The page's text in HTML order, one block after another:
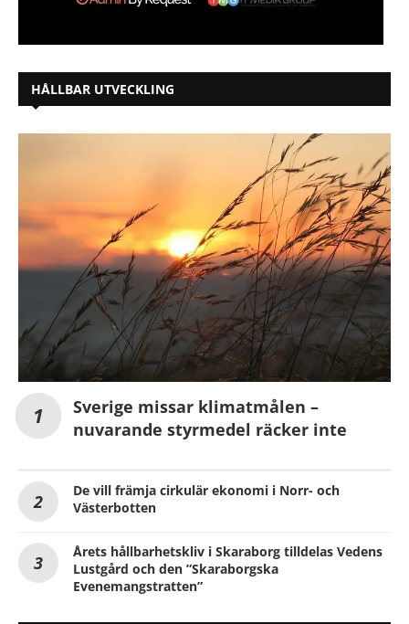
HÅLLBAR UTVECKLING
Sverige missar klimatmålen –
nuvarande styrmedel räcker inte
De vill främja cirkulär ekonomi i Norr- och
Västerbotten
Årets hållbarhetskliv i Skaraborg tilldelas Vedens
Lustgård och den ”Skaraborgska
Evenemangstratten”